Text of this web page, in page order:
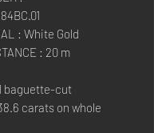
: White Gold
: 20 m
baguette-cut
carats on whole